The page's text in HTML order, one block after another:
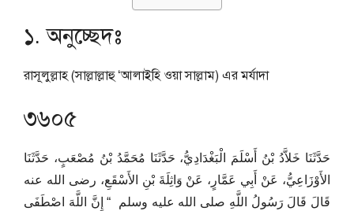
১. অনুচ্ছেদঃ
রাসূলুল্লাহ (সাল্লাল্লাহু ‘আলাইহি ওয়া সাল্লাম) এর মর্যাদা
৩৬০৫
حَدَّثَنَا خَلاَّدُ بْنُ أَسْلَمَ الْبَغْدَادِيُّ، حَدَّثَنَا مُحَمَّدُ بْنُ مُصْعَبٍ، حَدَّثَنَا
الأَوْزَاعِيُّ، عَنْ أَبِي عَمَّارٍ، عَنْ وَاثِلَةَ بْنِ الأَسْقَعِ، رضى الله عنه
قَالَ قَالَ رَسُولُ اللَّهِ صلى الله عليه وسلم ‏ “‏ إِنَّ اللَّهَ اصْطَفَى